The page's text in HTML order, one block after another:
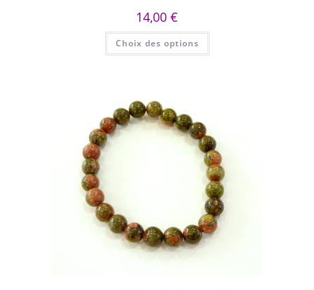
14,00 €
Choix des options
Ce
a
sur
la
page
du
produit